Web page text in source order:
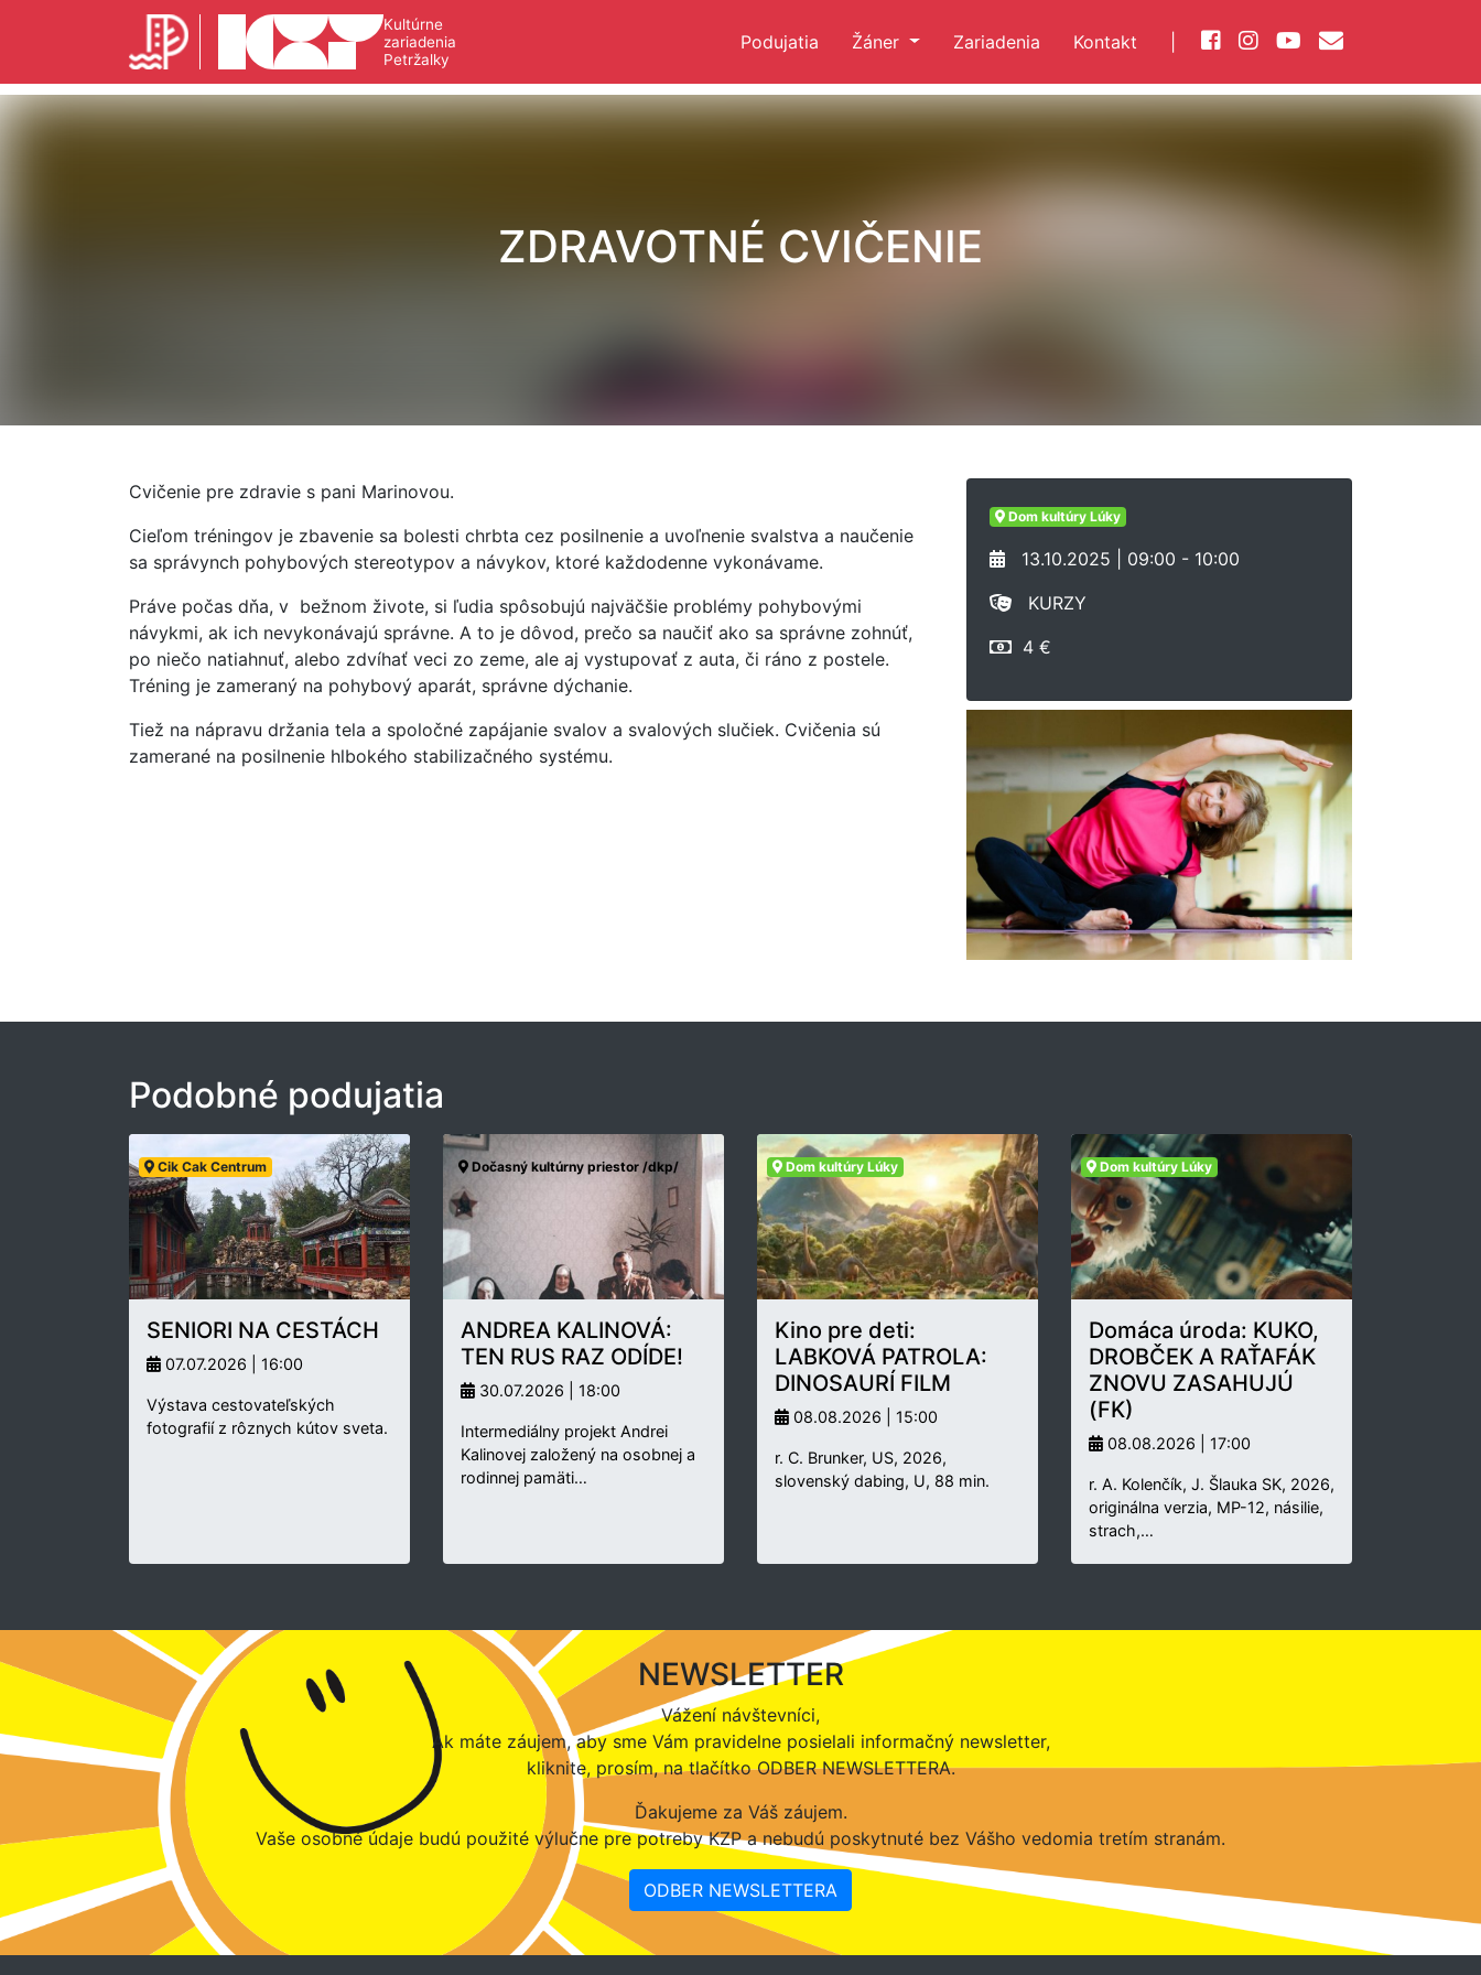
Kultúrne
zariadenia
Petržalky
Podujatia Žáner Zariadenia Kontakt
ZDRAVOTNÉ CVIČENIE
Cvičenie pre zdravie s pani Marinovou.
Cieľom tréningov je zbavenie sa bolesti chrbta cez posilnenie a uvoľnenie svalstva a naučenie
sa správynch pohybových stereotypov a návykov, ktoré každodenne vykonávame.
Práve počas dňa, v bežnom živote, si ľudia spôsobujú najväčšie problémy pohybovými
návykmi, ak ich nevykonávajú správne. A to je dôvod, prečo sa naučiť ako sa správne zohnúť,
po niečo natiahnuť, alebo zdvíhať veci zo zeme, ale aj vystupovať z auta, či ráno z postele.
Tréning je zameraný na pohybový aparát, správne dýchanie.
Tiež na nápravu držania tela a spoločné zapájanie svalov a svalových slučiek. Cvičenia sú
zamerané na posilnenie hlbokého stabilizačného systému.
Dom kultúry Lúky
13.10.2025 | 09:00 - 10:00
KURZY
4 €
Podobné podujatia
Cik Cak Centrum
SENIORI NA CESTÁCH
07.07.2026 | 16:00
Výstava cestovateľských
fotografií z rôznych kútov sveta.
Dočasný kultúrny priestor /dkp/
ANDREA KALINOVÁ:
TEN RUS RAZ ODÍDE!
30.07.2026 | 18:00
Intermediálny projekt Andrei
Kalinovej založený na osobnej a
rodinnej pamäti…
Dom kultúry Lúky
Kino pre deti:
LABKOVÁ PATROLA:
DINOSAURÍ FILM
08.08.2026 | 15:00
r. C. Brunker, US, 2026,
slovenský dabing, U, 88 min.
Dom kultúry Lúky
Domáca úroda: KUKO,
DROBČEK A RAŤAFÁK
ZNOVU ZASAHUJÚ
(FK)
08.08.2026 | 17:00
r. A. Kolenčík, J. Šlauka SK, 2026,
originálna verzia, MP-12, násilie,
strach,…
NEWSLETTER
Vážení návštevníci,
Ak máte záujem, aby sme Vám pravidelne posielali informačný newsletter,
kliknite, prosím, na tlačítko ODBER NEWSLETTERA.
Ďakujeme za Váš záujem.
Vaše osobné údaje budú použité výlučne pre potreby KZP a nebudú poskytnuté bez Vášho vedomia tretím stranám.
ODBER NEWSLETTERA